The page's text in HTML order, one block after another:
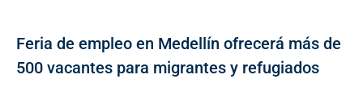
Feria de empleo en Medellín ofrecerá más de
500 vacantes para migrantes y refugiados